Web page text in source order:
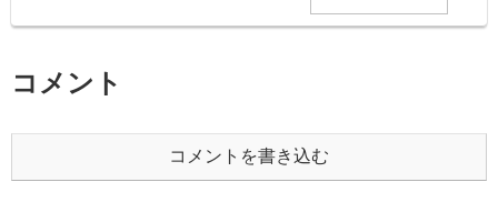
コメント
コメントを書き込む